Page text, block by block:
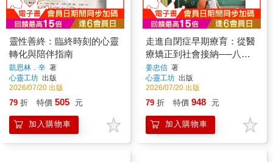
靈性善終：臨終時刻的心靈
轉化與陪伴指南
凱思林．辛 著
心靈工坊 出版
2026/07/20 出版
79 折 特價 505 元
加入購物車
走進自閉症早期療育：從醫
療矯正到社會接納──八個
早療方案的理論與臨床研究
姜忠信 著
心靈工坊 出版
2026/07/20 出版
79 折 特價 948 元
加入購物車